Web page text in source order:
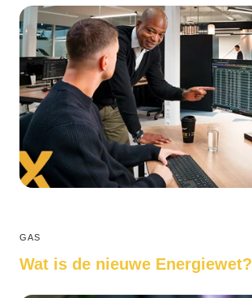
GAS
Wat is de nieuwe Energiewet?